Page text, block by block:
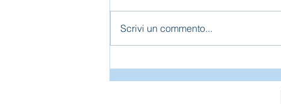
con...
Scrivi un commento...